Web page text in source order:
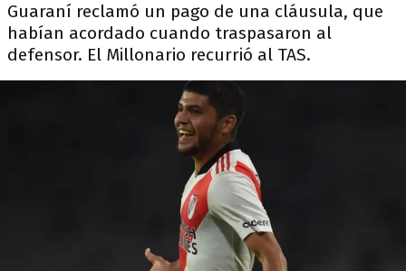
Guaraní reclamó un pago de una cláusula, que
habían acordado cuando traspasaron al
defensor. El Millonario recurrió al TAS.